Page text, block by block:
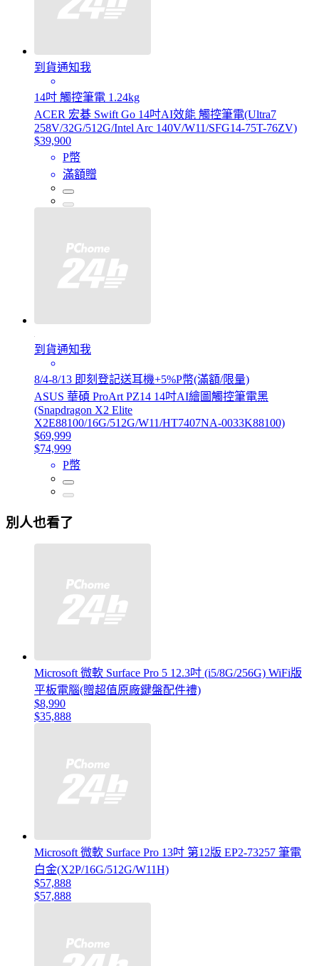
到貨通知我
14吋 觸控筆電 1.24kg
ACER 宏碁 Swift Go 14吋AI效能 觸控筆電(Ultra7
258V/32G/512G/Intel Arc 140V/W11/SFG14-75T-76ZV)
$39,900
P幣
滿額贈
到貨通知我
8/4-8/13 即刻登記送耳機+5%P幣(滿額/限量)
ASUS 華碩 ProArt PZ14 14吋AI繪圖觸控筆電黑
(Snapdragon X2 Elite
X2E88100/16G/512G/W11/HT7407NA-0033K88100)
$69,999
$74,999
P幣
別人也看了
Microsoft 微軟 Surface Pro 5 12.3吋 (i5/8G/256G) WiFi版
平板電腦(贈超值原廠鍵盤配件禮)
$8,990
$35,888
Microsoft 微軟 Surface Pro 13吋 第12版 EP2-73257 筆電
白金(X2P/16G/512G/W11H)
$57,888
$57,888